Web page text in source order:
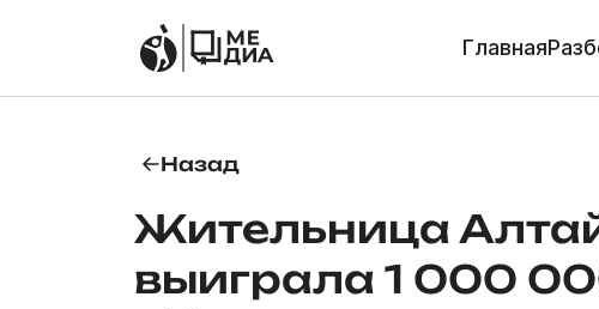
Главная
Назад
Жительница
выиграла 1 000